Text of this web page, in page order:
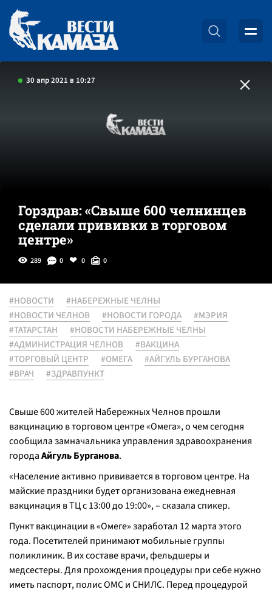
30 апр 2021 в 10:27
Горздрав: «Свыше 600 челнинцев
сделали прививки в торговом
центре»
289 0 0 0
#НОВОСТИ
#НАБЕРЕЖНЫЕ ЧЕЛНЫ
#НОВОСТИ ЧЕЛНОВ
#НОВОСТИ ГОРОДА
#МЭРИЯ
#ТАТАРСТАН
#НОВОСТИ НАБЕРЕЖНЫЕ ЧЕЛНЫ
#АДМИНИСТРАЦИЯ ЧЕЛНОВ
#ВАКЦИНА
#ТОРГОВЫЙ ЦЕНТР
#ОМЕГА
#АЙГУЛЬ БУРГАНОВА
#ВРАЧ
#ЗДРАВПУНКТ
Свыше 600 жителей Набережных Челнов прошли
вакцинацию в торговом центре «Омега», о чем сегодня
сообщила замначальника управления здравоохранения
городаАйгуль Бурганова.
«Население активно прививается в торговом центре. На
майские праздники будет организована ежедневная
вакцинация в ТЦ с 13:00 до 19:00», – сказала спикер.
Пункт вакцинации в «Омеге» заработал 12 марта этого
года. Посетителей принимают мобильные группы
поликлиник. В их составе врачи, фельдшеры и
медсестеры. Для прохождения процедуры при себе нужно
иметь паспорт, полис ОМС и СНИЛС. Перед процедурой